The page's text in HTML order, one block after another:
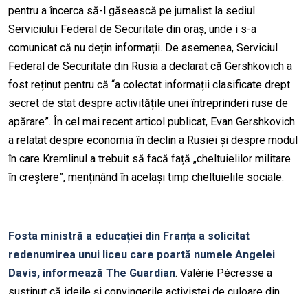
pentru a încerca să-l găsească pe jurnalist la sediul
Serviciului Federal de Securitate din oraș, unde i s-a
comunicat că nu dețin informații. De asemenea, Serviciul
Federal de Securitate din Rusia a declarat că Gershkovich a
fost reținut pentru că “a colectat informații clasificate drept
secret de stat despre activitățile unei întreprinderi ruse de
apărare”. În cel mai recent articol publicat, Evan Gershkovich
a relatat despre economia în declin a Rusiei și despre modul
în care Kremlinul a trebuit să facă față „cheltuielilor militare
în creștere”, menținând în același timp cheltuielile sociale.
Fosta ministră a educației din Franța a solicitat
redenumirea unui liceu care poartă numele Angelei
Davis, informează The Guardian. Valérie Pécresse a